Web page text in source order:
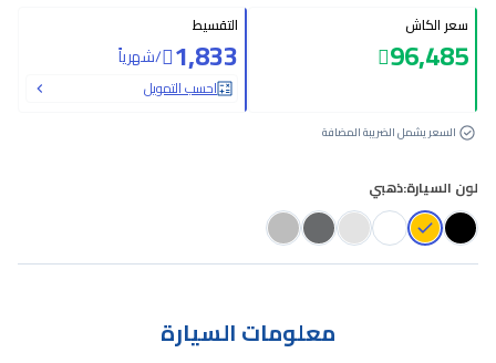
سعر الكاش
96,485
التقسيط
1,833
/شهرياً
احسب التمويل
السعر يشمل الضريبة المضافة
لون السيارة:ذهبي
معلومات السيارة